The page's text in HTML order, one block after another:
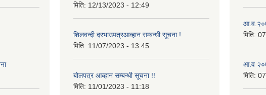
मिति: 12/13/2023 - 12:49
शिलवन्दी दरभाउपत्रआव्हान सम्बन्धी सूचना !
मिति: 11/07/2023 - 13:45
बोलपत्र आव्हान सम्बन्धी सूचना !!
मिति: 11/01/2023 - 11:18
मिति:
आ.व
मिति: